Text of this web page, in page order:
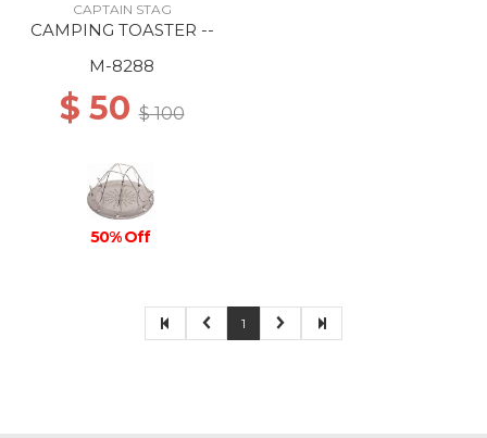
CAPTAIN STAG
CAMPING TOASTER --
M-8288
$ 50$ 100
50% Off
1